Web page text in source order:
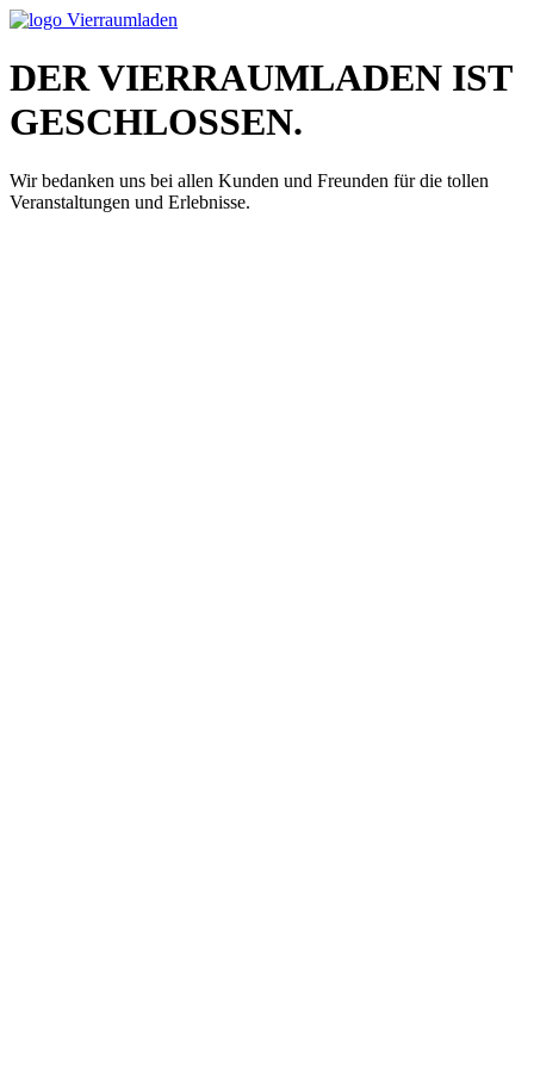
DER VIERRAUMLADEN IST
GESCHLOSSEN.
Wir bedanken uns bei allen Kunden und Freunden für die tollen
Veranstaltungen und Erlebnisse.